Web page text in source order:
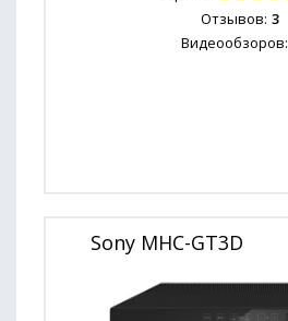
Отзывов: 3
Видеообзоров:
Sony MHC-GT3D